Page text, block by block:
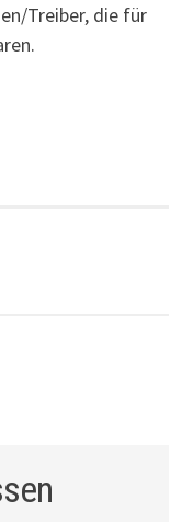
Treiber, die für